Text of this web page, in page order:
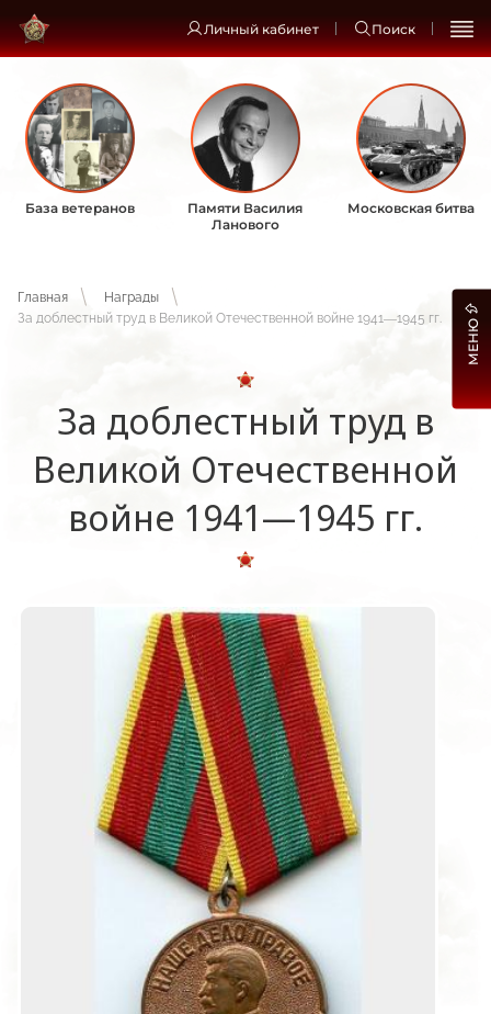
Личный кабинет Поиск
База ветеранов
Памяти Василия
Ланового
Московская битва
Главная
Награды
За доблестный труд в Великой Отечественной войне 1941—1945 гг.
За доблестный труд в
Великой Отечественной
войне 1941—1945 гг.
МЕНЮ